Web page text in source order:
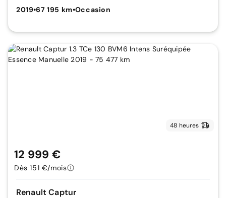
2019•67 195 km•Occasion
48 heures
Renault Captur
12 999 €
Dès 151 €/mois